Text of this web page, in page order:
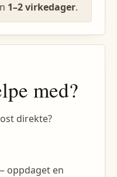
1–2 virkedager.
med?
direkte?
oppdaget en